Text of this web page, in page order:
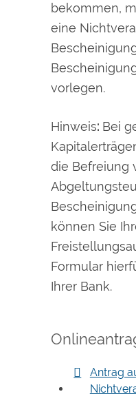
bekommen,
eine
vorlegen.
Hinweis: Bei
die Befreiung
können Sie
Formular
Ihrer Bank.
Antrag